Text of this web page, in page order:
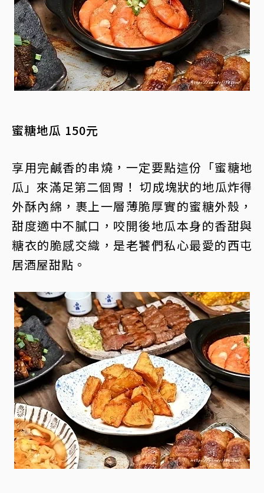
蜜糖地瓜 150元
享用完鹹香的串燒，一定要點這份「蜜糖地
瓜」來滿足第二個胃！ 切成塊狀的地瓜炸得
外酥內綿，裹上一層薄脆厚實的蜜糖外殼，
甜度適中不膩口，咬開後地瓜本身的香甜與
糖衣的脆感交織，是老饕們私心最愛的西屯
居酒屋甜點。